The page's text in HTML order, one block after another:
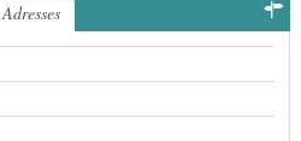
Adresses